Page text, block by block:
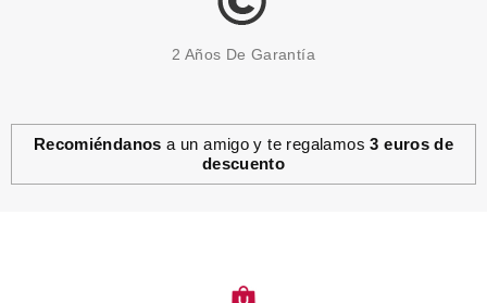
REVLON
8.75€
2 Años De Garantía
Recomiéndanos a un amigo y te regalamos3 euros de
descuento